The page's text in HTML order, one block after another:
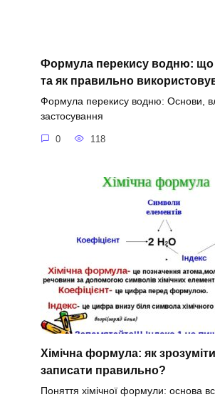
Формула перекису водню: що
та як правильно
Формула перекису водню: Основи,
застосування
0 118
Хімічна формула: як
записати правильно?
Поняття хімічної формули: основа